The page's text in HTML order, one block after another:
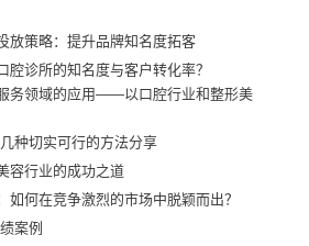
放策略：提升品牌知名度拓客
诊所的知名度与客户转化率？
务领域的应用——以口腔行业和整形美
种切实可行的方法分享
容行业的成功之道
如何在竞争激烈的市场中脱颖而出？
案例